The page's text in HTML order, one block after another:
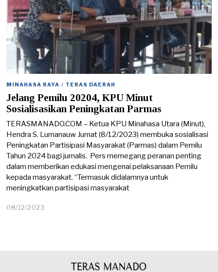
MINAHASA RAYA / TERAS DAERAH
Jelang Pemilu 20204, KPU Minut
Sosialisasikan Peningkatan Parmas
TERASMANADO.COM – Ketua KPU Minahasa Utara (Minut),
Hendra S. Lumanauw Jumat (8/12/2023) membuka sosialisasi
Peningkatan Partisipasi Masyarakat (Parmas) dalam Pemilu
Tahun 2024 bagi jurnalis. Pers memegang peranan penting
dalam memberikan edukasi mengenai pelaksanaan Pemilu
kepada masyarakat. “Termasuk didalamnya untuk
meningkatkan partisipasi masyarakat
08/12/2023